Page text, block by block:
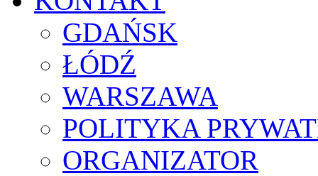
GDAŃSK
ŁÓDŹ
WARSZAWA
POLITYKA
ORGANIZATOR